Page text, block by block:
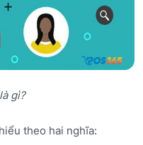
gì?
theo hai nghĩa: